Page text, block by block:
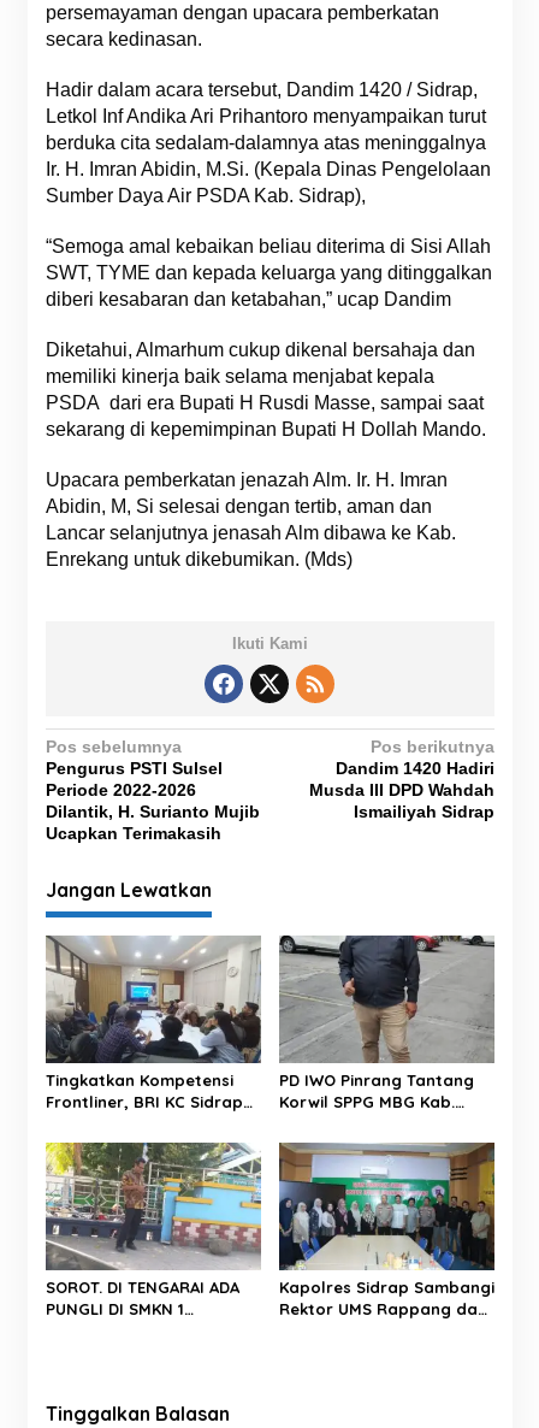
persemayaman dengan upacara pemberkatan
secara kedinasan.
Hadir dalam acara tersebut, Dandim 1420 / Sidrap,
Letkol Inf Andika Ari Prihantoro menyampaikan turut
berduka cita sedalam-dalamnya atas meninggalnya
Ir. H. Imran Abidin, M.Si. (Kepala Dinas Pengelolaan
Sumber Daya Air PSDA Kab. Sidrap),
“Semoga amal kebaikan beliau diterima di Sisi Allah
SWT, TYME dan kepada keluarga yang ditinggalkan
diberi kesabaran dan ketabahan,” ucap Dandim
Diketahui, Almarhum cukup dikenal bersahaja dan
memiliki kinerja baik selama menjabat kepala
PSDA dari era Bupati H Rusdi Masse, sampai saat
sekarang di kepemimpinan Bupati H Dollah Mando.
Upacara pemberkatan jenazah Alm. Ir. H. Imran
Abidin, M, Si selesai dengan tertib, aman dan
Lancar selanjutnya jenasah Alm dibawa ke Kab.
Enrekang untuk dikebumikan. (Mds)
Ikuti Kami
N
a
v
i
g
a
s
i
p
o
s
Pos sebelumnya
Pengurus PSTI Sulsel
Periode 2022-2026
Dilantik, H. Surianto Mujib
Ucapkan Terimakasih
Pos berikutnya
Dandim 1420 Hadiri
Musda III DPD Wahdah
Ismailiyah Sidrap
Jangan Lewatkan
Tingkatkan Kompetensi
Frontliner, BRI KC Sidrap
Performing CS dan Teller
tahun 2026
PD IWO Pinrang Tantang
Korwil SPPG MBG Kab.
Professional Dan Tegas
Dalam Bertindak
SOROT. DI TENGARAI ADA
PUNGLI DI SMKN 1
Kapolres Sidrap Sambangi
Rektor UMS Rappang dan
Tinggalkan Balasan